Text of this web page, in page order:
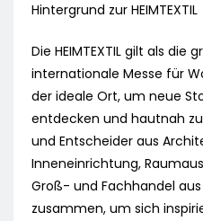
Hintergrund zur HEIMTEXTIL
Die HEIMTEXTIL gilt als
internationale Messe für
der ideale Ort, um neue
entdecken und hautnah
und Entscheider aus
Inneneinrichtung,
Groß- und Fachhandel
zusammen, um sich